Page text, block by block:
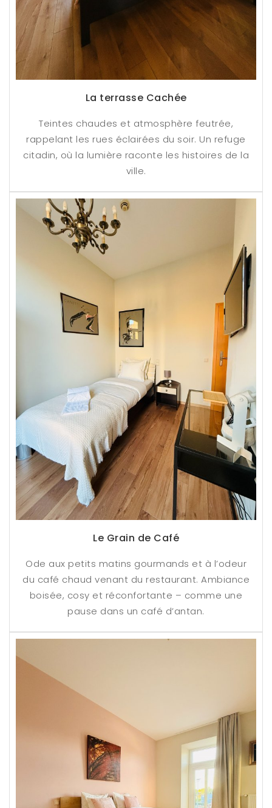
La terrasse Cachée
Teintes chaudes et atmosphère feutrée,
rappelant les rues éclairées du soir. Un refuge
citadin, où la lumière raconte les histoires de la
ville.
Le Grain de Café
Ode aux petits matins gourmands et à l’odeur
du café chaud venant du restaurant. Ambiance
boisée, cosy et réconfortante – comme une
pause dans un café d’antan.